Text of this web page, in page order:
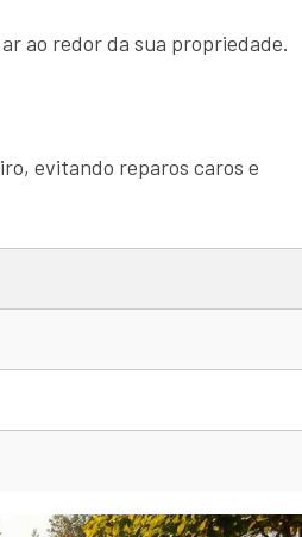
ao redor da sua propriedade.
evitando reparos caros e